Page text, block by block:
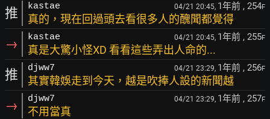
推 kastae 04/21 20:45, 1年前 , 254F
真的，現在回過頭去看很多人的醜聞都覺得
→ kastae 04/21 20:45, 1年前 , 255F
真是大驚小怪XD 看看這些弄出人命的...
推 djww7 04/21 23:29, 1年前 , 256F
其實韓娛走到今天，越是吹捧人設的新聞越
→ djww7 04/21 23:29, 1年前 , 257F
不用當真